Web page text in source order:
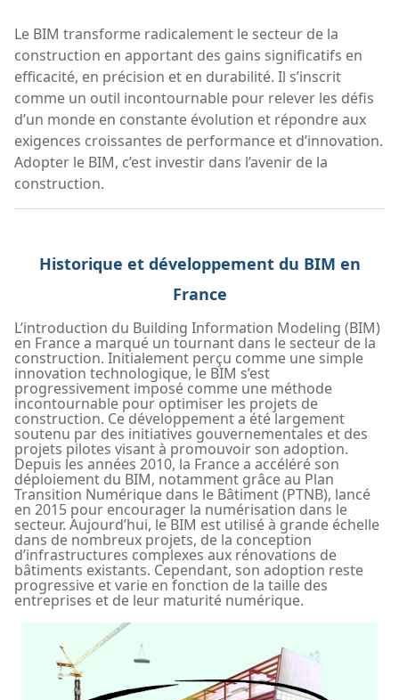
Le BIM transforme radicalement le secteur de la
construction en apportant des gains significatifs en
efficacité, en précision et en durabilité. Il s’inscrit
comme un outil incontournable pour relever les défis
d’un monde en constante évolution et répondre aux
exigences croissantes de performance et d’innovation.
Adopter le BIM, c’est investir dans l’avenir de la
construction.
Historique et développement du BIM en
France
L’introduction du Building Information Modeling (BIM)
en France a marqué un tournant dans le secteur de la
construction. Initialement perçu comme une simple
innovation technologique, le BIM s’est
progressivement imposé comme une méthode
incontournable pour optimiser les projets de
construction. Ce développement a été largement
soutenu par des initiatives gouvernementales et des
projets pilotes visant à promouvoir son adoption.
Depuis les années 2010, la France a accéléré son
déploiement du BIM, notamment grâce au Plan
Transition Numérique dans le Bâtiment (PTNB), lancé
en 2015 pour encourager la numérisation dans le
secteur. Aujourd’hui, le BIM est utilisé à grande échelle
dans de nombreux projets, de la conception
d’infrastructures complexes aux rénovations de
bâtiments existants. Cependant, son adoption reste
progressive et varie en fonction de la taille des
entreprises et de leur maturité numérique.